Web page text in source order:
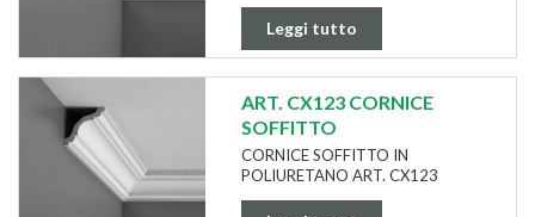
Leggi tutto
ART. CX123 CORNICE
SOFFITTO
CORNICE SOFFITTO IN
POLIURETANO ART. CX123